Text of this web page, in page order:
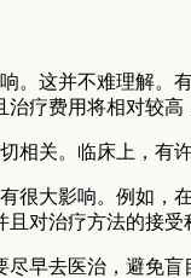
。这并不难理解
疗费用将相对较高
相关。临床上，有
很大影响。例如
对治疗方法的接
尽早去医治，避免